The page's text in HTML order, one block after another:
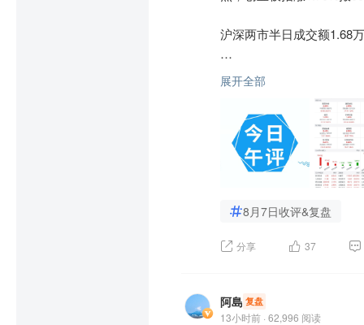
君正、朗科科技、佰维存
消息面上，马斯克表示，
备很强的发言权，因为特
午后贵金属板块震荡走高
金黄金、湖南白银等跟涨
消息面上，现货黄金日
电、华电辽能、粤电力A
消息面上，在经济运行持
下跌方面，信息安全概念
心试验推进，下半年将迎
本次二级市场绩后上涨，
不过市场也存在明显分歧
成熟品种增长天花板可
踪。
沪深两市半日成交额1.68
中信建投：当前操作宜遵
市场进一步确立上游材
关键材料的持续扶持，
综合来看，当前操作宜
则，把握8月市场修复反
份、海正药业、药康生物
展开全部
8月7日收评&复盘
分享 37
阿島 复盘
13小时前 · 62,996 阅读